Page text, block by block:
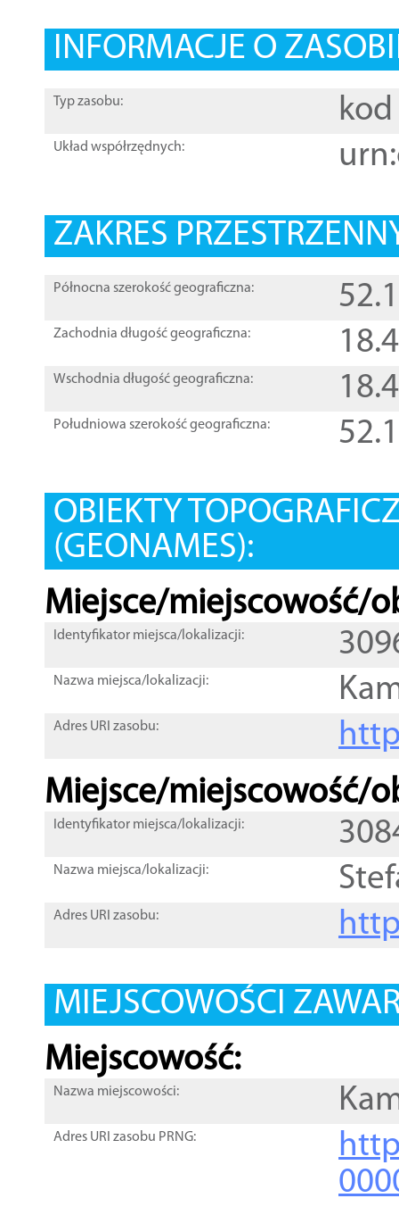
INFORMACJE O
Typ zasobu: kod
Układ współrzędnych:
ZAKRES
Północna szerokość geograficzna:
Zachodnia długość geograficzna:
Wschodnia długość geograficzna:
Południowa szerokość geograficzna:
OBIEKTY
(GEONAMES):
Miejsce/miejscowość/
Identyfikator miejsca/lokalizacji:
Nazwa miejsca/lokalizacji:
Adres URI zasobu:
Miejsce/miejscowość/
Identyfikator miejsca/lokalizacji:
Nazwa miejsca/lokalizacji:
Adres URI zasobu:
MIEJSCOWOŚCI
Miejscowość:
Nazwa miejscowości:
Adres URI zasobu PRNG: